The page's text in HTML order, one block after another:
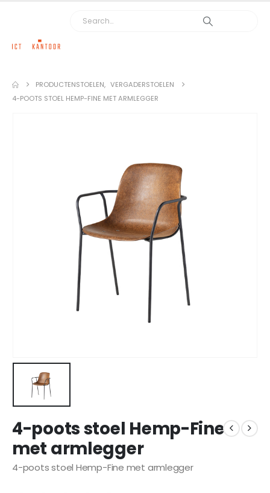
PRODUCTENSTOELEN, VERGADERSTOELEN
4-POOTS STOEL HEMP-FINE MET ARMLEGGER
4-poots stoel Hemp-Fine
met armlegger
4-poots stoel Hemp-Fine met armlegger